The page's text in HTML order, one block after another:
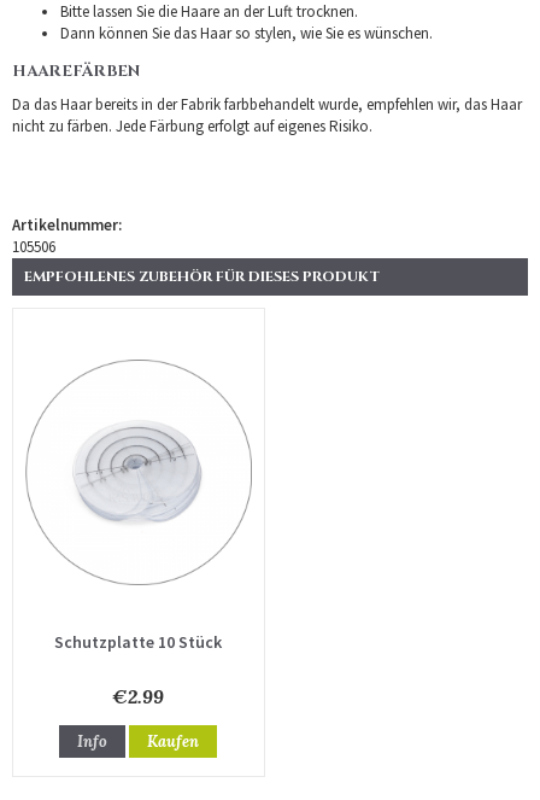
Bitte lassen Sie die Haare an der Luft trocknen.
Dann können Sie das Haar so stylen, wie Sie es wünschen.
HAAREFÄRBEN
Da das Haar bereits in der Fabrik farbbehandelt wurde, empfehlen wir, das Haar
nicht zu färben. Jede Färbung erfolgt auf eigenes Risiko.
Artikelnummer:
105506
EMPFOHLENES ZUBEHÖR FÜR DIESES PRODUKT
Schutzplatte 10 Stück
€2.99
Info Kaufen